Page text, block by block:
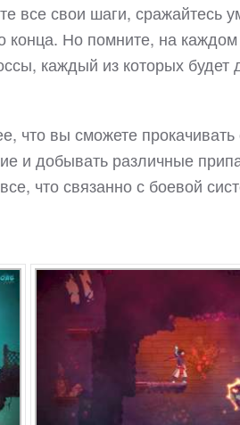
свои шаги, сражайтесь
Но помните, на каждом
каждый из которых будет
что вы сможете прокачивать
и добывать различные
что связанно с боевой